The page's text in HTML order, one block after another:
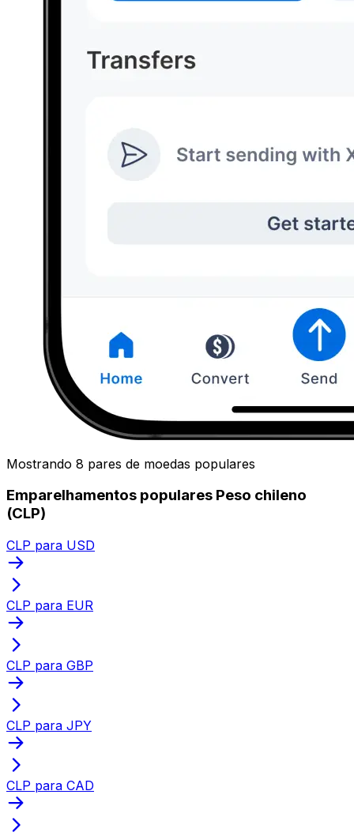
Mostrando 8 pares de moedas populares
Emparelhamentos populares Peso chileno
(CLP)
CLP para USD
CLP para EUR
CLP para GBP
CLP para JPY
CLP para CAD